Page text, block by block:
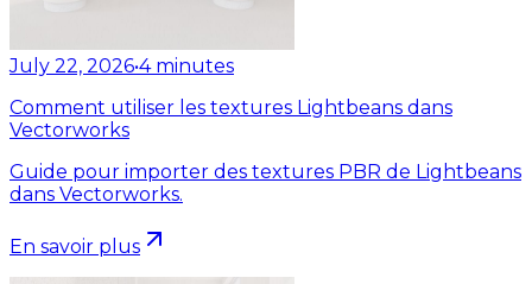
July 22, 2026•4 minutes
Comment utiliser les textures Lightbeans dans
Vectorworks
Guide pour importer des textures PBR de Lightbeans
dans Vectorworks.
En savoir plus